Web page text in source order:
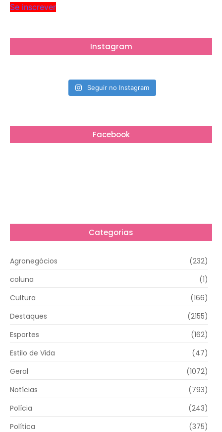
Se inscrever
Instagram
Seguir no Instagram
Facebook
Categorias
Agronegócios
(232)
coluna
(1)
Cultura
(166)
Destaques
(2155)
Esportes
(162)
Estilo de Vida
(47)
Geral
(1072)
Notícias
(793)
Polícia
(243)
Política
(375)